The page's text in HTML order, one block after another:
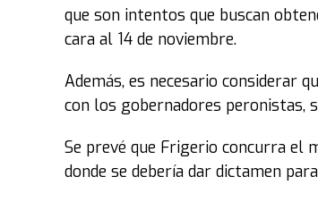
que son intentos que buscan
cara al 14 de noviembre.
Además, es necesario considerar
con los gobernadores peronistas,
Se prevé que Frigerio concurra el
donde se debería dar dictamen